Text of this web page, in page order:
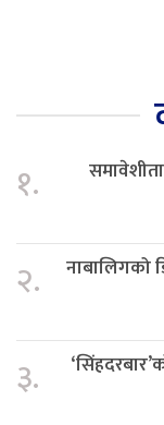
१.
२.
नाबालिगको
३.